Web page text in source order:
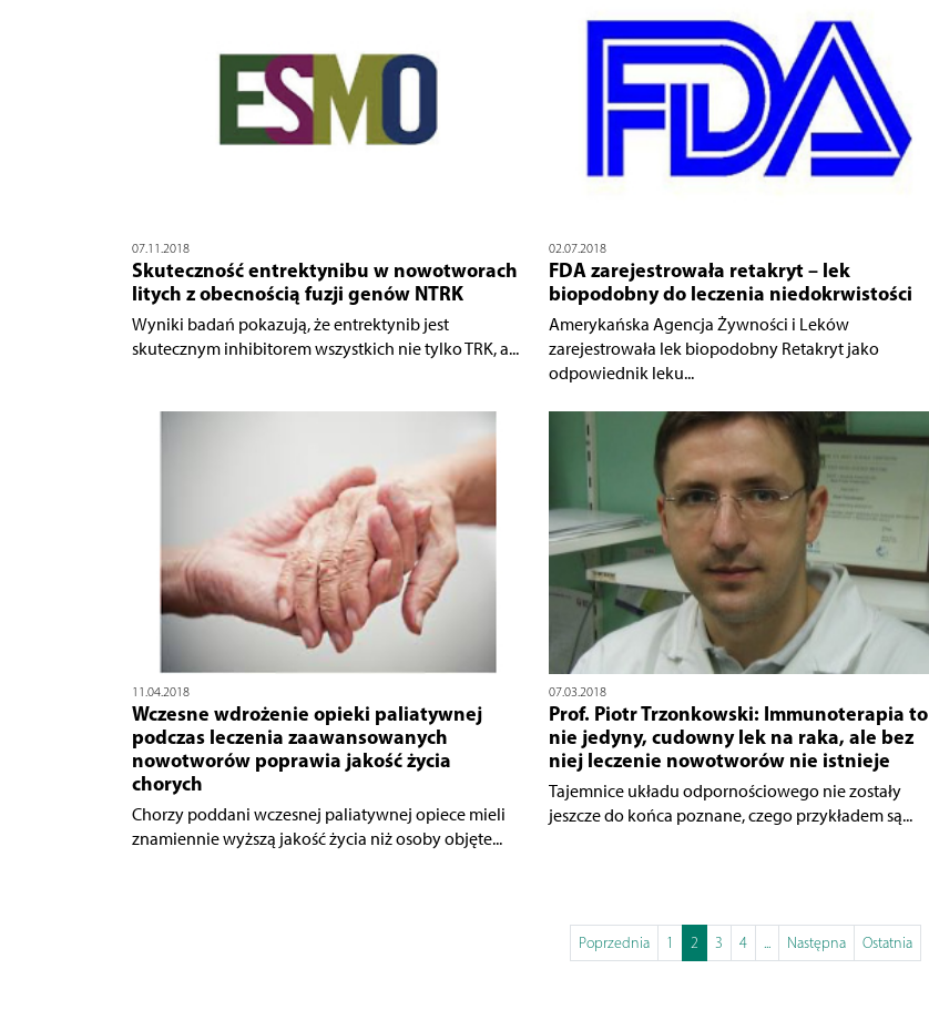
07.11.2018
Skuteczność entrektynibu w nowotworach
litych z obecnością fuzji genów NTRK
Wyniki badań pokazują, że entrektynib jest
skutecznym inhibitorem wszystkich nie tylko TRK, a...
02.07.2018
FDA zarejestrowała retakryt – lek
biopodobny do leczenia niedokrwistości
Amerykańska Agencja Żywności i Leków
zarejestrowała lek biopodobny Retakryt jako
odpowiednik leku...
11.04.2018
Wczesne wdrożenie opieki paliatywnej
podczas leczenia zaawansowanych
nowotworów poprawia jakość życia
chorych
Chorzy poddani wczesnej paliatywnej opiece mieli
znamiennie wyższą jakość życia niż osoby objęte...
07.03.2018
Prof. Piotr Trzonkowski: Immunoterapia to
nie jedyny, cudowny lek na raka, ale bez
niej leczenie nowotworów nie istnieje
Tajemnice układu odpornościowego nie zostały
jeszcze do końca poznane, czego przykładem są...
Poprzednia 1 2 3 4 ... Następna Ostatnia